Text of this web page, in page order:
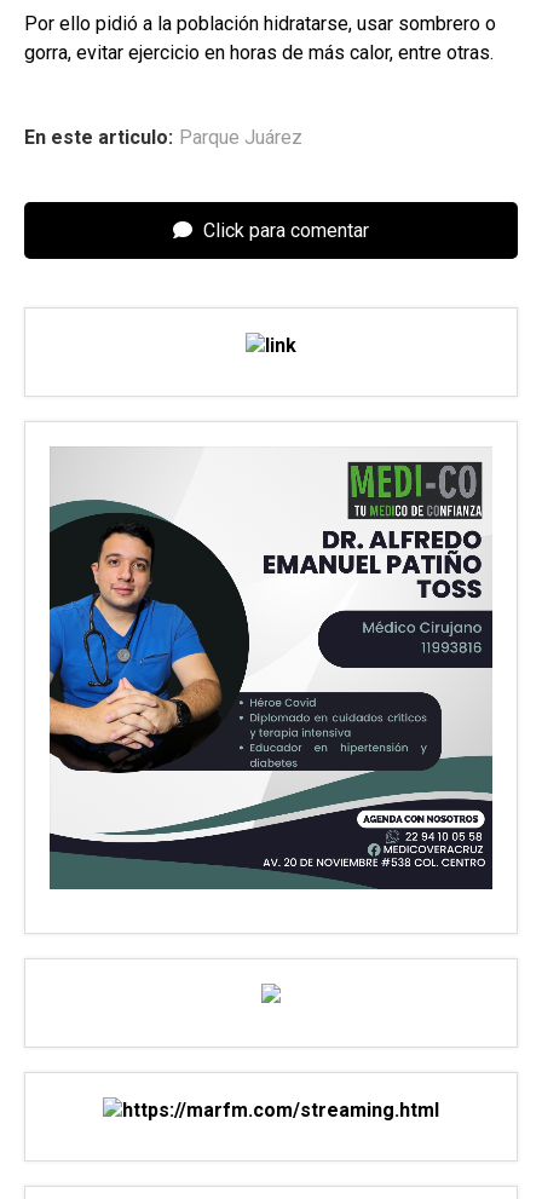
Por ello pidió a la población hidratarse, usar sombrero o
gorra, evitar ejercicio en horas de más calor, entre otras.
En este articulo: Parque Juárez
Click para comentar